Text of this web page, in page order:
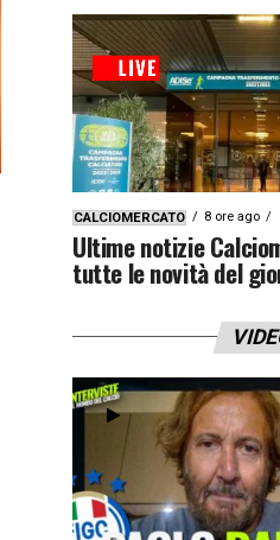
CALCIOMERCATO 8 ore ago
Ultime notizie
tutte le novità del